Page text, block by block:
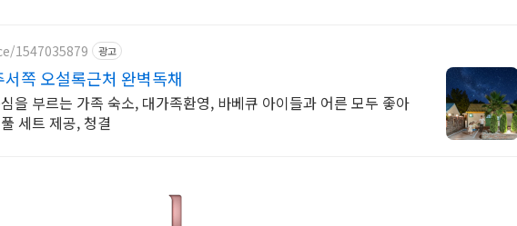
1547035879 광고
쪽 오설록근처 완벽독채
을 부르는 가족 숙소, 대가족환영, 바베큐 아이들과 어른 모두 좋아
세트 제공, 청결